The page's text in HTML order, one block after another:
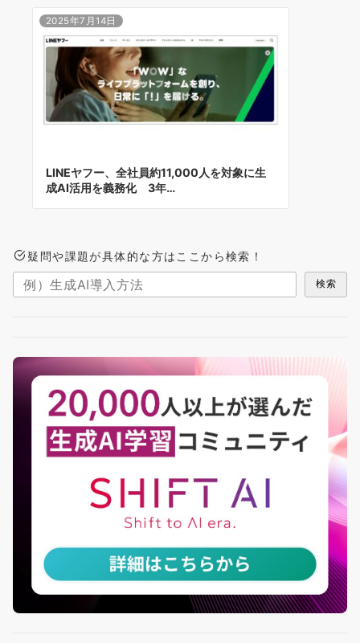
2025年7月14日
LINEヤフー、全社員約11,000人を対象に生
成AI活用を義務化 3年…
疑問や課題が具体的な方はここから検索！
検索